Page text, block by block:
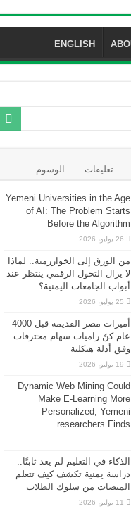
ENGLISH
تعليقات الوسوم
Yemeni Universities in the Age
of AI: The Problem Starts
Before the Algorithm
26 يوليو، 2026
من الورق إلى الخوارزمية.. لماذا
لا يزال التحول الرقمي ينتظر عند
أبواب الجامعات اليمنية؟
25 يوليو، 2026
أميرات مصر القديمة قبل 4000
عام كنّ راميات سهام محترفات
وفق أدلة هيكلية
19 يوليو، 2026
Dynamic Web Mining Could
Make E-Learning More
Personalized, Yemeni
researchers Finds
الذكاء في التعليم لم يعد ثابتًا..
دراسة يمنية تكشف كيف تتعلم
المنصات من سلوك الطلاب
11 يوليو، 2026